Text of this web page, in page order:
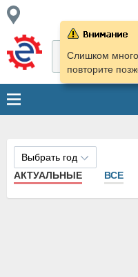
Слишком много
повторите
Выбрать год
АКТУАЛЬНЫЕ
ВСЕ